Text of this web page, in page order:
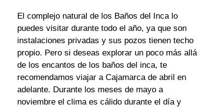
El complejo natural de los Baños del Inca lo
puedes visitar durante todo el año, ya que son
instalaciones privadas y sus pozos tienen techo
propio. Pero si deseas explorar un poco más allá
de los encantos de los baños del inca, te
recomendamos viajar a Cajamarca de abril en
adelante. Durante los meses de mayo a
noviembre el clima es cálido durante el día y